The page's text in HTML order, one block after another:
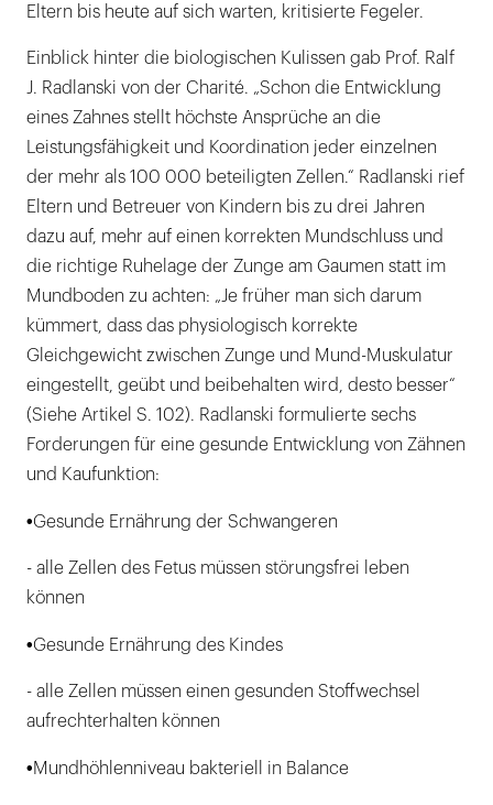
Eltern bis heute auf sich warten, kritisierte Fegeler.
Einblick hinter die biologischen Kulissen gab Prof. Ralf
J. Radlanski von der Charité. „Schon die Entwicklung
eines Zahnes stellt höchste Ansprüche an die
Leistungsfähigkeit und Koordination jeder einzelnen
der mehr als 100 000 beteiligten Zellen.“ Radlanski rief
Eltern und Betreuer von Kindern bis zu drei Jahren
dazu auf, mehr auf einen korrekten Mundschluss und
die richtige Ruhelage der Zunge am Gaumen statt im
Mundboden zu achten: „Je früher man sich darum
kümmert, dass das physiologisch korrekte
Gleichgewicht zwischen Zunge und Mund-Muskulatur
eingestellt, geübt und beibehalten wird, desto besser“
(Siehe Artikel S. 102). Radlanski formulierte sechs
Forderungen für eine gesunde Entwicklung von Zähnen
und Kaufunktion:
•Gesunde Ernährung der Schwangeren
- alle Zellen des Fetus müssen störungsfrei leben
können
•Gesunde Ernährung des Kindes
- alle Zellen müssen einen gesunden Stoffwechsel
aufrechterhalten können
•Mundhöhlenniveau bakteriell in Balance